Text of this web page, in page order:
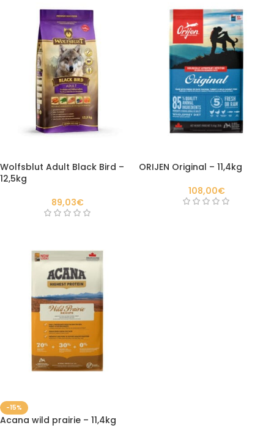
Wolfsblut Adult Black Bird –
12,5kg
89,03€
ORIJEN Original – 11,4kg
108,00€
-15%
Acana wild prairie – 11,4kg